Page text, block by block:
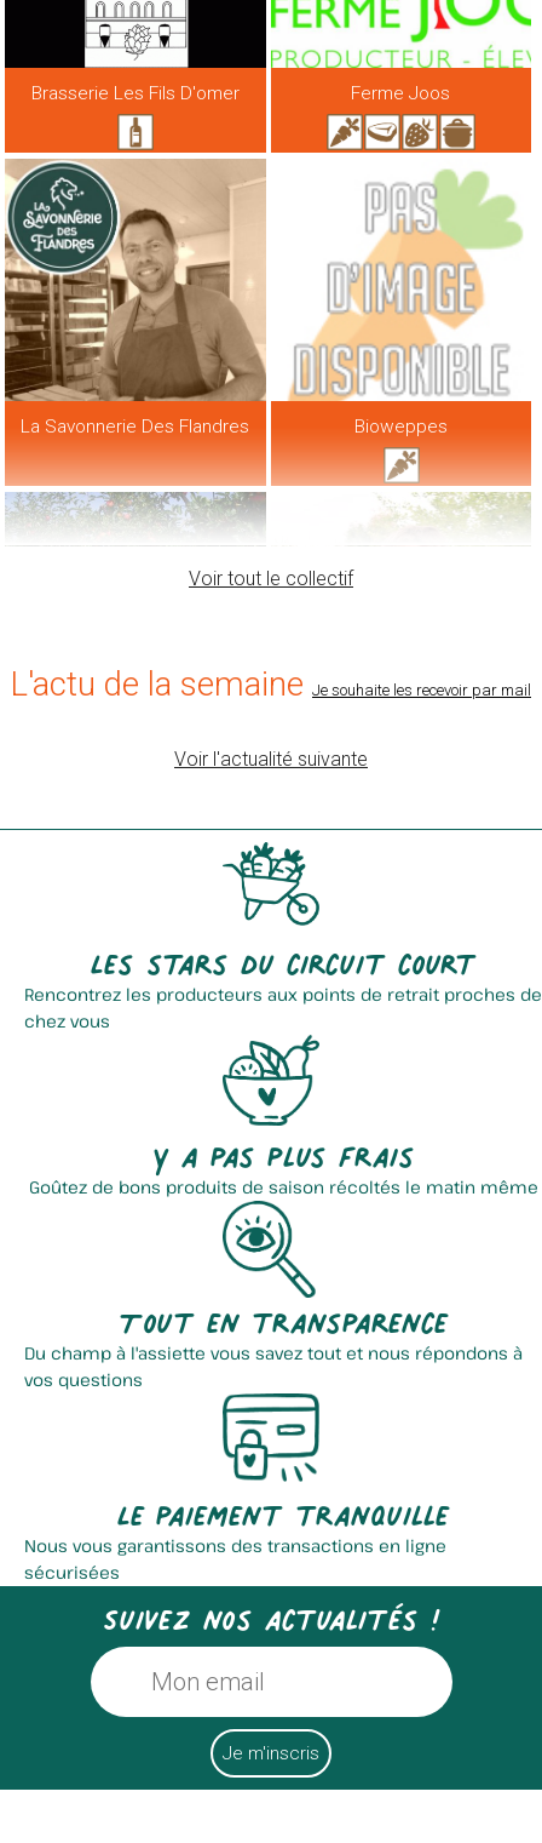
Brasserie Les Fils D'omer Ferme Joos
La Savonnerie Des Flandres Bioweppes
Verger Terroir Du Nord Montreuil Eric . M'ma Gaufre
La Ferme Des Trois Quenneaux
La Ferme Du Streckelst
Voir tout le collectif
L'actu de la semaine Je souhaite les recevoir par mail
Voir l'actualité suivante
Les stars du circuit court
Rencontrez les producteurs aux points de retrait proches de
chez vous
Y a pas plus frais
Goûtez de bons produits de saison récoltés le matin même
Tout en transparence
Du champ à l'assiette vous savez tout et nous répondons à
vos questions
Le paiement tranquille
Nous vous garantissons des transactions en ligne
sécurisées
Suivez nos actualités !